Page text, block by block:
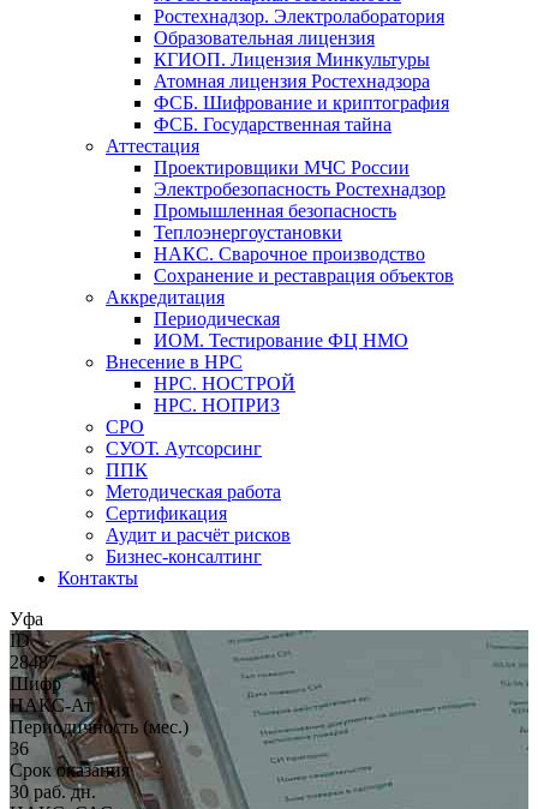
Ростехнадзор. Электролаборатория
Образовательная лицензия
КГИОП. Лицензия Минкультуры
Атомная лицензия Ростехнадзора
ФСБ. Шифрование и криптография
ФСБ. Государственная тайна
Аттестация
Проектировщики МЧС России
Электробезопасность Ростехнадзор
Промышленная безопасность
Теплоэнергоустановки
НАКС. Сварочное производство
Сохранение и реставрация объектов
Аккредитация
Периодическая
ИОМ. Тестирование ФЦ НМО
Внесение в НРС
НРС. НОСТРОЙ
НРС. НОПРИЗ
СРО
СУОТ. Аутсорсинг
ППК
Методическая работа
Сертификация
Аудит и расчёт рисков
Бизнес-консалтинг
Контакты
Уфа
ID
28487
Шифр
НАКС-Ат
Периодичность (мес.)
36
Срок оказания
30 раб. дн.